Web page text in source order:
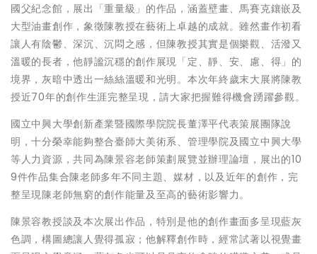
國父紀念館，展出「重量級」的作品，涵蓋壁畫、馬賽克鑲嵌及
大型油畫創作，象徵陳教授在藝術上卓越的成就。雖然畫作初看
讓人有陰鬱、深沉、沉悶之感，但陳教授其實是個樂觀、活潑又
溫暖的長者，他靜謐沉穩的創作展現「定、靜、安、慮、得」的
境界，灰暗中透出一絲絲溫暖和光明。本次年終歲末大展將陳教
授近70年的創作生涯完整呈現，請大家把握難得機會踴躍參觀。
國立中興大學創新產業暨國際學院院長董澤平代表策展團隊說
明，十分榮幸能夠整合臺師大美術系、管理學院及國立中興大學
等人力資源，共同為陳景容老師策劃展覽並辦理論壇，展出的10
9件作品集合陳老師多年不同主題、媒材，以及近年的創作，完
整呈現陳老師無窮的創作能量及至高的藝術影響力。
陳景容教授談及本次展出作品，特別是他的創作畫面多呈現藍灰
色調，構圖總讓人覺得孤寂；他解釋創作時，經常試著以視覺畫